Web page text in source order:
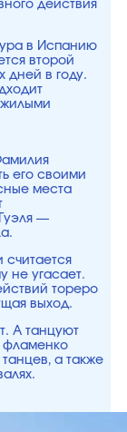
действия
в Испанию
второй
дней в году.
его своими
места
—
не угасает.
тореро
выход.
А танцуют
фламенко
а также